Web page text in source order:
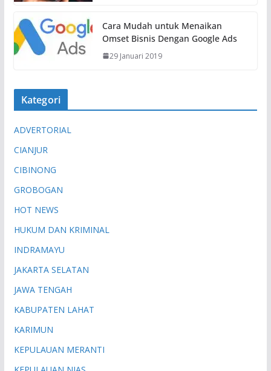
Cara Mudah untuk Menaikan
Omset Bisnis Dengan Google Ads
29 Januari 2019
Kategori
ADVERTORIAL
CIANJUR
CIBINONG
GROBOGAN
HOT NEWS
HUKUM DAN KRIMINAL
INDRAMAYU
JAKARTA SELATAN
JAWA TENGAH
KABUPATEN LAHAT
KARIMUN
KEPULAUAN MERANTI